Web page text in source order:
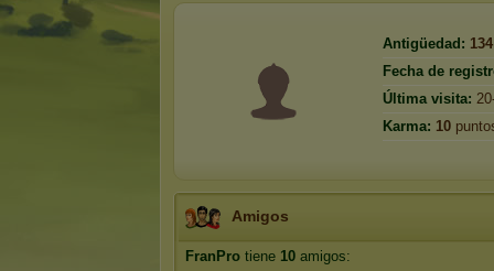
Antigüedad: 134
Fecha de
Última visita:
Karma: 10
Amigos
FranPro tiene 10 amigos: